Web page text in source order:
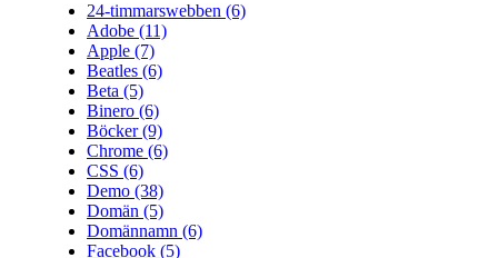
24-timmarswebben (6)
Adobe (11)
Apple (7)
Beatles (6)
Beta (5)
Binero (6)
Böcker(9)
Chrome (6)
CSS (6)
Demo (38)
Domän (5)
Domännamn (6)
Facebook (5)